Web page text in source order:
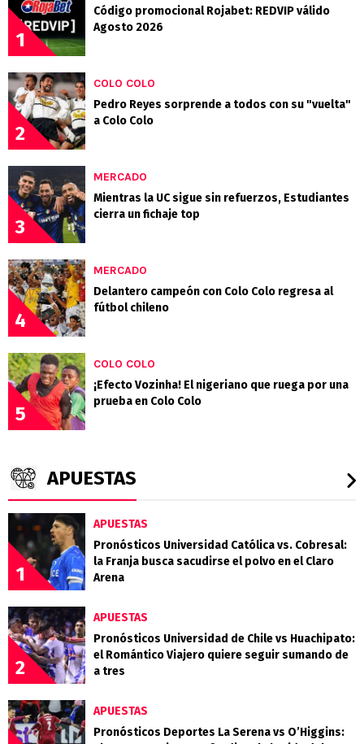
1
Código promocional Rojabet: REDVIP válido
Agosto 2026
2
COLO COLO
Pedro Reyes sorprende a todos con su "vuelta"
a Colo Colo
3
MERCADO
Mientras la UC sigue sin refuerzos, Estudiantes
cierra un fichaje top
4
MERCADO
Delantero campeón con Colo Colo regresa al
fútbol chileno
5
COLO COLO
¡Efecto Vozinha! El nigeriano que ruega por una
prueba en Colo Colo
APUESTAS
1
APUESTAS
Pronósticos Universidad Católica vs. Cobresal:
la Franja busca sacudirse el polvo en el Claro
Arena
2
APUESTAS
Pronósticos Universidad de Chile vs Huachipato:
el Romántico Viajero quiere seguir sumando de
a tres
APUESTAS
Pronósticos Deportes La Serena vs O’Higgins: